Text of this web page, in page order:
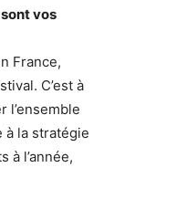
vos
France,
C’est à
l’ensemble
à la stratégie
à l’année,